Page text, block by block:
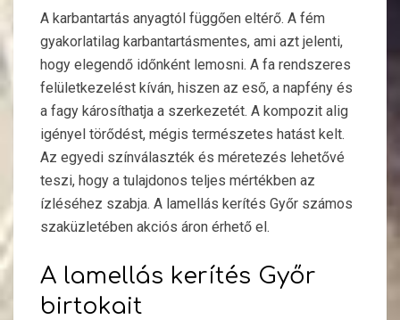
A karbantartás anyagtól függően eltérő. A fém
gyakorlatilag karbantartásmentes, ami azt jelenti,
hogy elegendő időnként lemosni. A fa rendszeres
felületkezelést kíván, hiszen az eső, a napfény és
a fagy károsíthatja a szerkezetét. A kompozit alig
igényel törődést, mégis természetes hatást kelt.
Az egyedi színválaszték és méretezés lehetővé
teszi, hogy a tulajdonos teljes mértékben az
ízléséhez szabja. A lamellás kerítés Győr számos
szaküzletében akciós áron érhető el.
A lamellás kerítés Győr
birtokait